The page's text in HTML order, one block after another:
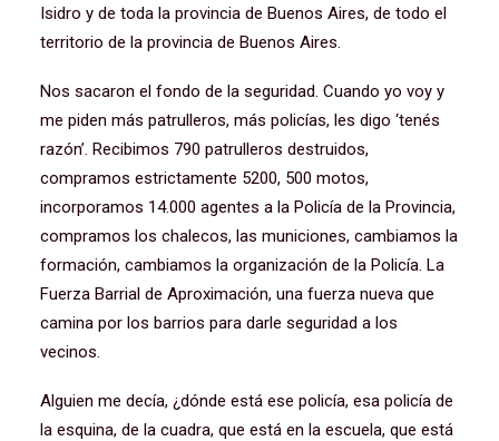
Isidro y de toda la provincia de Buenos Aires, de todo el
territorio de la provincia de Buenos Aires.
Nos sacaron el fondo de la seguridad. Cuando yo voy y
me piden más patrulleros, más policías, les digo ‘tenés
razón’. Recibimos 790 patrulleros destruidos,
compramos estrictamente 5200, 500 motos,
incorporamos 14.000 agentes a la Policía de la Provincia,
compramos los chalecos, las municiones, cambiamos la
formación, cambiamos la organización de la Policía. La
Fuerza Barrial de Aproximación, una fuerza nueva que
camina por los barrios para darle seguridad a los
vecinos.
Alguien me decía, ¿dónde está ese policía, esa policía de
la esquina, de la cuadra, que está en la escuela, que está